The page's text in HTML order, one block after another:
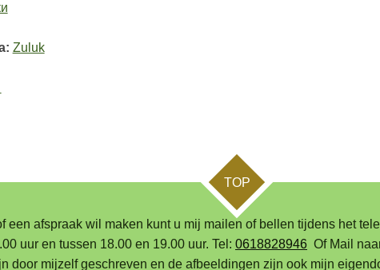
Zuluk
TOP
een afspraak wil maken kunt u mij mailen of bellen tijdens het
uur en tussen 18.00 en 19.00 uur. Tel: 0618828946 Of Mail
door mijzelf geschreven en de afbeeldingen zijn ook mijn